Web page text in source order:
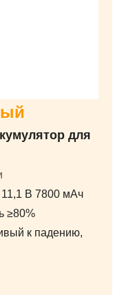
для
В 7800 мАч
≥80%
к падению,